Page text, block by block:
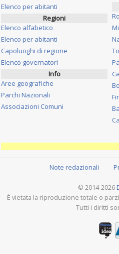
Elenco per abitanti
Regioni
Elenco alfabetico
Elenco per abitanti
Capoluoghi di regione
Elenco governatori
Info
Aree geografiche
Parchi Nazionali
Associazioni Comuni
Note redazionali
© 2014-2026
È vietata la riproduzione totale o
Tutti i diritti